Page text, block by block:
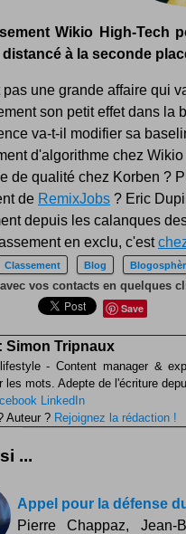
Wikio High-Tech
distancé à la seconde
pas une grande affaire qui
son petit effet dans la
va-t-il modifier sa
d'algorithme chez
de qualité chez Korben ?
de RemixJobs ? Eric
depuis les calanques
en exclu, c'est
Classement Blog
vos contacts en quelques
Save
Simon Tripnaux
lifestyle - Content manager &
les mots. Adepte de l'écriture
LinkedIn
Auteur ? Rejoignez la rédaction !
...
Appel pour la défense
Pierre Chappaz,